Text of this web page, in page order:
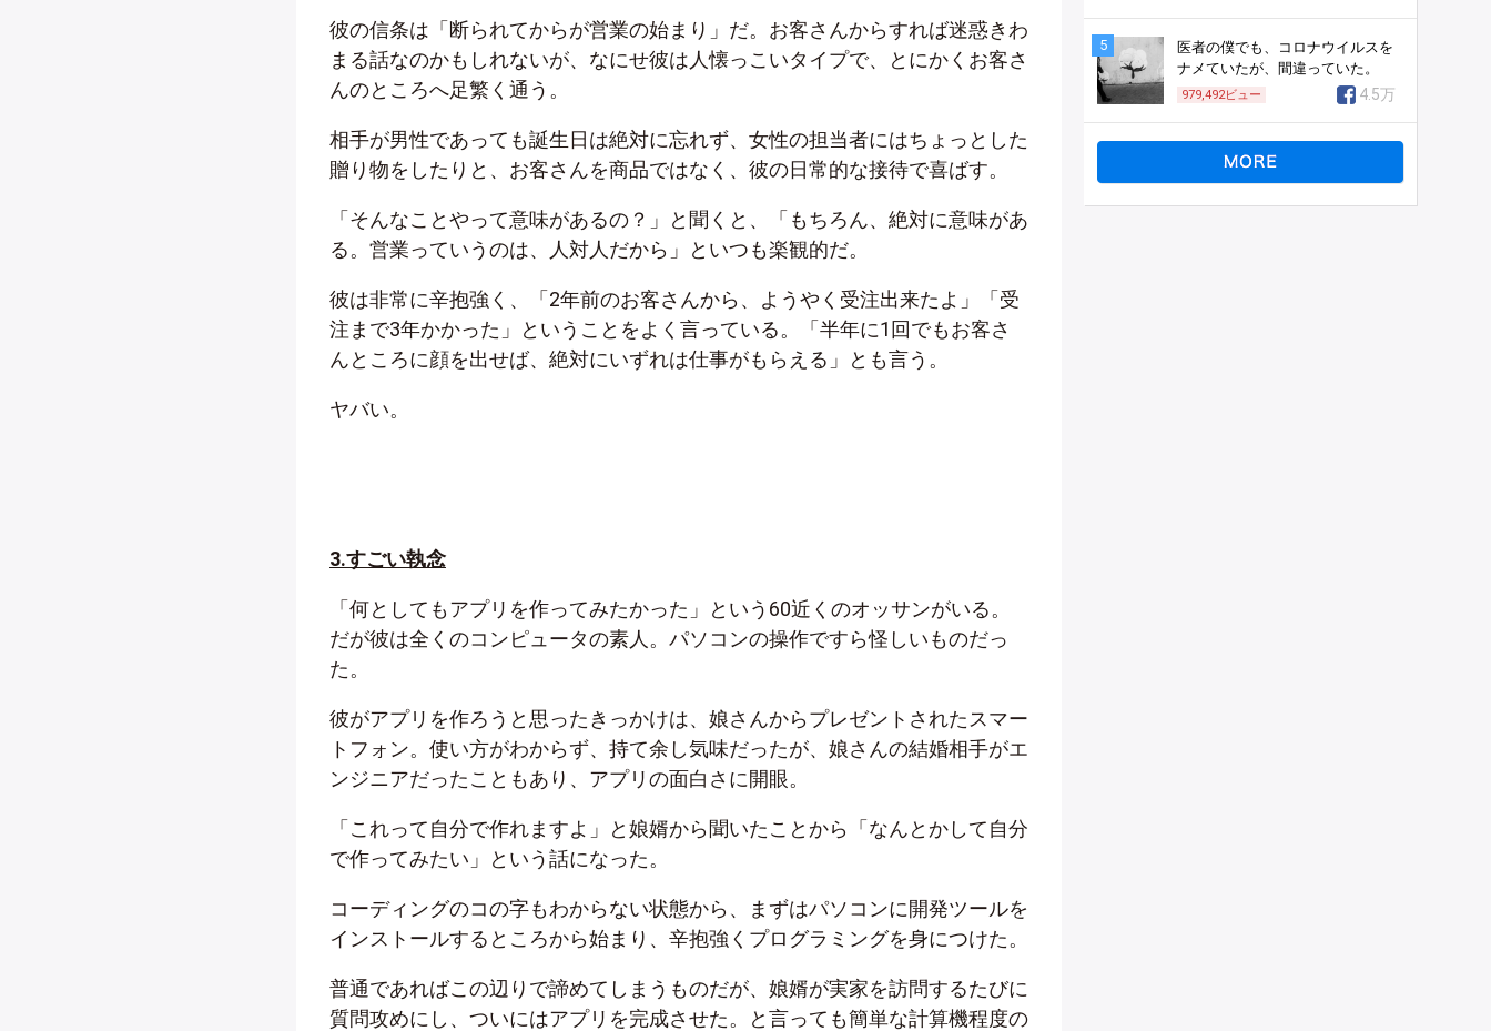
彼の信条は「断られてからが営業の始まり」だ。お客さんからすれば迷惑きわ
まる話なのかもしれないが、なにせ彼は人懐っこいタイプで、とにかくお客さ
んのところへ足繁く通う。
相手が男性であっても誕生日は絶対に忘れず、女性の担当者にはちょっとした
贈り物をしたりと、お客さんを商品ではなく、彼の日常的な接待で喜ばす。
「そんなことやって意味があるの？」と聞くと、「もちろん、絶対に意味があ
る。営業っていうのは、人対人だから」といつも楽観的だ。
彼は非常に辛抱強く、「2年前のお客さんから、ようやく受注出来たよ」「受
注まで3年かかった」ということをよく言っている。「半年に1回でもお客さ
んところに顔を出せば、絶対にいずれは仕事がもらえる」とも言う。
ヤバい。
3.すごい執念
「何としてもアプリを作ってみたかった」という60近くのオッサンがいる。
だが彼は全くのコンピュータの素人。パソコンの操作ですら怪しいものだっ
た。
彼がアプリを作ろうと思ったきっかけは、娘さんからプレゼントされたスマー
トフォン。使い方がわからず、持て余し気味だったが、娘さんの結婚相手がエ
ンジニアだったこともあり、アプリの面白さに開眼。
「これって自分で作れますよ」と娘婿から聞いたことから「なんとかして自分
で作ってみたい」という話になった。
コーディングのコの字もわからない状態から、まずはパソコンに開発ツールを
インストールするところから始まり、辛抱強くプログラミングを身につけた。
普通であればこの辺りで諦めてしまうものだが、娘婿が実家を訪問するたびに
質問攻めにし、ついにはアプリを完成させた。と言っても簡単な計算機程度の
5
医者の僕でも、コロナウイルスを
ナメていたが、間違っていた。
979,492ビュー 4.5万